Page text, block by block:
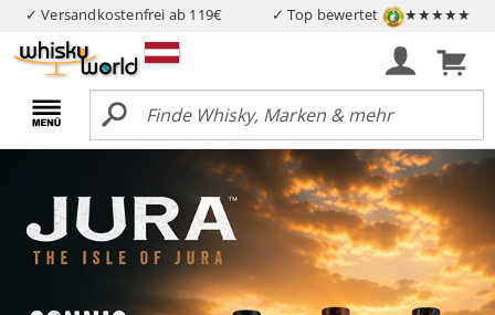
✓ Versandkostenfrei ab 119€ ✓ Top bewertet ★★★★★